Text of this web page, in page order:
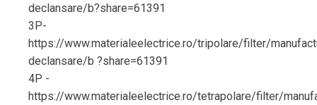
declansare/b?share=61391
3P-
https://www.materialeelectrice.ro/tripolare/filter/
declansare/b ?share=61391
4P -
https://www.materialeelectrice.ro/tetrapolare/filter/